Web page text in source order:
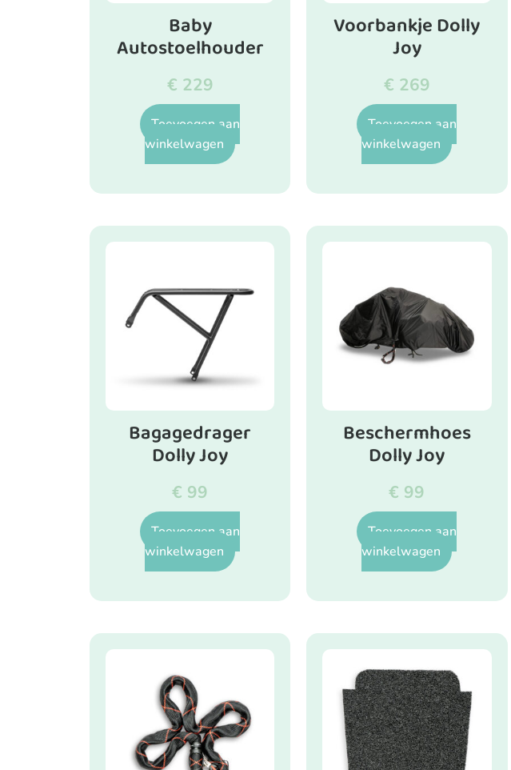
Baby
Autostoelhouder
€ 229
Toevoegen aan
winkelwagen
Voorbankje Dolly
Joy
€ 269
Toevoegen aan
winkelwagen
Bagagedrager
Dolly Joy
€ 99
Toevoegen aan
winkelwagen
Beschermhoes
Dolly Joy
€ 99
Toevoegen aan
winkelwagen